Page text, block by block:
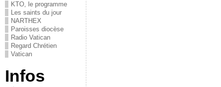
KTO, le programme
Les saints du jour
NARTHEX
Paroisses diocèse
Radio Vatican
Regard Chrétien
Vatican
Infos